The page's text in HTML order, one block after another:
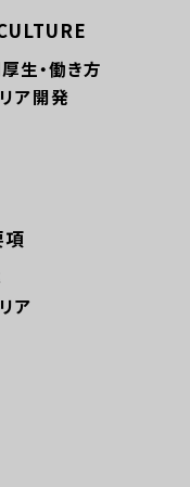
生・働き方
ア開発
項
ア